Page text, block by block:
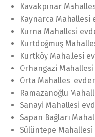
Kavakpınar
Kaynarca Mahallesi
Kurna Mahallesi
Kurtdoğmuş
Kurtköy Mahallesi
Orhangazi
Orta Mahallesi
Ramazanoğlu
Sanayi Mahallesi
Sapan Bağları
Sülüntepe